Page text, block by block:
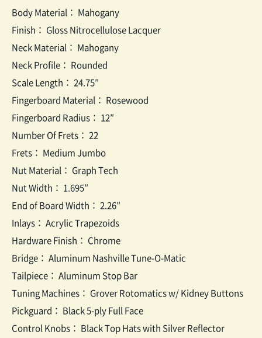
Body Material： Mahogany
Finish： Gloss Nitrocellulose Lacquer
Neck Material： Mahogany
Neck Profile： Rounded
Scale Length： 24.75″
Fingerboard Material： Rosewood
Fingerboard Radius： 12″
Number Of Frets： 22
Frets： Medium Jumbo
Nut Material： Graph Tech
Nut Width： 1.695″
End of Board Width： 2.26″
Inlays： Acrylic Trapezoids
Hardware Finish： Chrome
Bridge： Aluminum Nashville Tune-O-Matic
Tailpiece： Aluminum Stop Bar
Tuning Machines： Grover Rotomatics w/ Kidney Buttons
Pickguard： Black 5-ply Full Face
Control Knobs： Black Top Hats with Silver Reflector